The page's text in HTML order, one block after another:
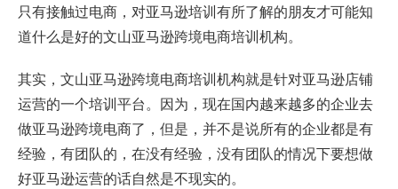
只有接触过电商，对亚马逊培训有所了解的朋友才可能知
道什么是好的文山亚马逊跨境电商培训机构。
其实，文山亚马逊跨境电商培训机构就是针对亚马逊店铺
运营的一个培训平台。因为，现在国内越来越多的企业去
做亚马逊跨境电商了，但是，并不是说所有的企业都是有
经验，有团队的，在没有经验，没有团队的情况下要想做
好亚马逊运营的话自然是不现实的。